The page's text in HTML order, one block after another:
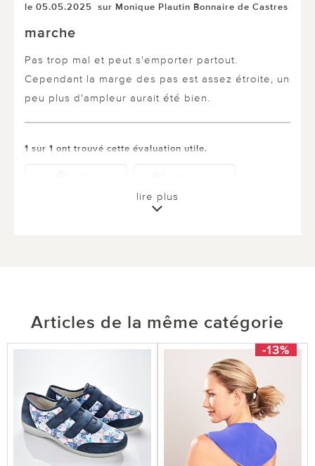
le 05.05.2025 sur Monique Plautin Bonnaire de Castres
marche
Pas trop mal et peut s'emporter partout.
Cependant la marge des pas est assez étroite, un
peu plus d'ampleur aurait été bien.
1 sur 1 ont trouvé cette évaluation utile.
lire plus
Articles de la même catégorie
-13%